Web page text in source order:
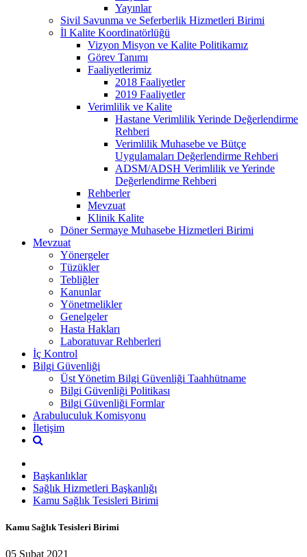
Yayınlar
Sivil Savunma ve Seferberlik Hizmetleri Birimi
İl Kalite Koordinatörlüğü
Vizyon Misyon ve Kalite Politikamız
Görev Tanımı
Faaliyetlerimiz
2018 Faaliyetler
2019 Faaliyetler
Verimlilik ve Kalite
Hastane Verimlilik Yerinde Değerlendirme
Rehberi
Verimlilik Muhasebe ve Bütçe
Uygulamaları Değerlendirme Rehberi
ADSM/ADSH Verimlilik ve Yerinde
Değerlendirme Rehberi
Rehberler
Mevzuat
Klinik Kalite
Döner Sermaye Muhasebe Hizmetleri Birimi
Mevzuat
Yönergeler
Tüzükler
Tebliğler
Kanunlar
Yönetmelikler
Genelgeler
Hasta Hakları
Laboratuvar Rehberleri
İç Kontrol
Bilgi Güvenliği
Üst Yönetim Bilgi Güvenliği Taahhütname
Bilgi Güvenliği Politikası
Bilgi Güvenliği Formlar
Arabuluculuk Komisyonu
İletişim
Başkanlıklar
Sağlık Hizmetleri Başkanlığı
Kamu Sağlık Tesisleri Birimi
Kamu Sağlık Tesisleri Birimi
05 Şubat 2021